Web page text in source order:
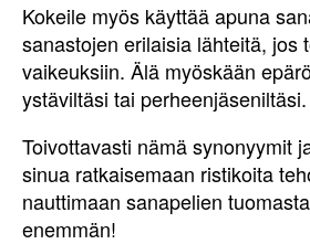
Kokeile myös käyttää apuna
sanastojen erilaisia lähteitä, jos
vaikeuksiin. Älä myöskään
ystäviltäsi tai perheenjäseniltäsi.
Toivottavasti nämä synonyymit
sinua ratkaisemaan ristikoita
nauttimaan sanapelien
enemmän!